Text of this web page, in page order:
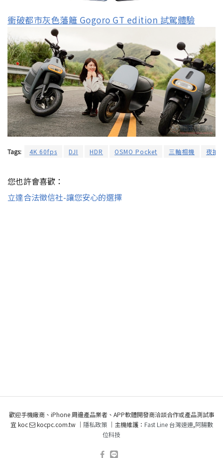
衝破都市灰色藩籬 Gogoro GT edition 試駕體驗
Tags: 4K 60fps DJI HDR OSMO Pocket 三軸相機 夜拍
您也許會喜歡：
立達合法徵信社-讓您安心的選擇
歡迎手機廠商、iPhone 周邊產品業者、APP軟體開發商洽談合作或產品測試事
宜 koc
kocpc.com.tw ｜ 隱私政策｜主機維護： Fast Line 台灣速連,阿腸數
位科技